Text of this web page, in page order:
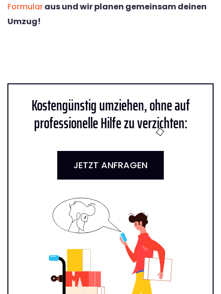
Formularaus und wir planen gemeinsam deinen
Umzug!
Kostengünstig umziehen, ohne auf
professionelle Hilfe zu verzichten:
JETZT ANFRAGEN